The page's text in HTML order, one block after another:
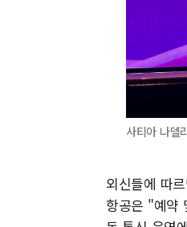
사티아 나델
외신들에 따
항공은 "예약